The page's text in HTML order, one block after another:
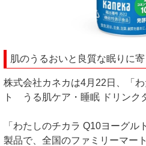
肌のうるおいと良質な眠りに
株式会社カネカは4月22日、「
ト うる肌ケア・睡眠 ドリンク
「わたしのチカラ Q10ヨーグル
製品で、全国のファミリーマー